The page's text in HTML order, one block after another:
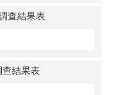
查結果表
結果表